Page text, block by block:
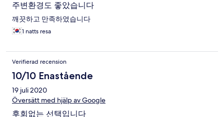
주변환경도 좋았습니다
깨끗하고 만족하였습니다
1 natts resa
Verifierad recension
10/10 Enastående
19 juli 2020
Översätt med hjälp av Google
후회없는 선택입니다